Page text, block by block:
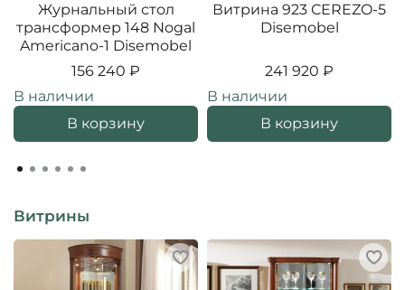
Журнальный стол
трансформер 148 Nogal
Americano-1 Disemobel
156 240 ₽
В наличии
В корзину
Витрина 923 CEREZO-5
Disemobel
241 920 ₽
В наличии
В корзину
Витрины